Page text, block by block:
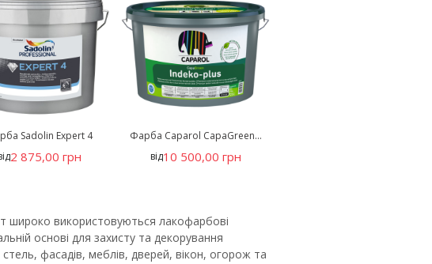
Sadolin Expert 4
2 875,00 грн
Фарба Caparol CapaGreen...
від10 500,00 грн
широко використовуються лакофарбові
основі для захисту та декорування
фасадів, меблів, дверей, вікон, огорож та